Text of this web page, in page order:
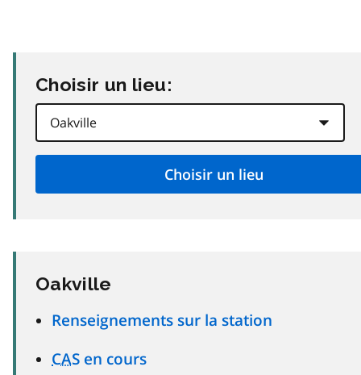
Choisir un lieu:
Oakville
Renseignements sur la station
CAS en cours